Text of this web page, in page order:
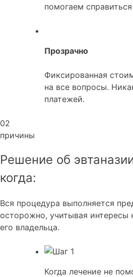
помогаем
Прозрачно
Фиксированная
на все вопросы.
платежей.
02
причины
Решение об
когда:
Вся процедура выполняется
осторожно, учитывая интересы
его владельца.
Когда лечение не